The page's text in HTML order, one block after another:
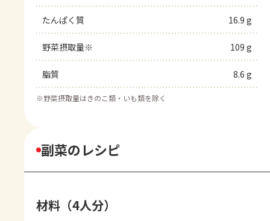
たんぱく質 16.9 g
野菜摂取量※ 109 g
脂質 8.6 g
※野菜摂取量はきのこ類・いも類を除く
副菜のレシピ
材料（4人分）